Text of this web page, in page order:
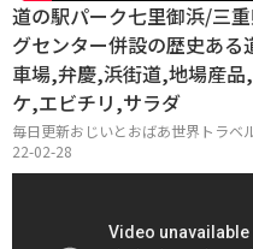
道の駅パーク七里御浜/三
グセンター併設の歴史あ
車場,弁慶,浜街道,地場産
ケ,エビチリ,サラダ
毎日更新おじいとおばあ世界トラベ
22-02-28